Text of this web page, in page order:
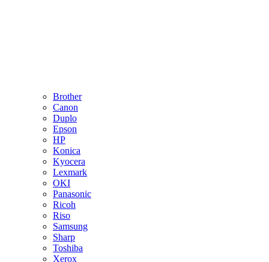
Brother
Canon
Duplo
Epson
HP
Konica
Kyocera
Lexmark
OKI
Panasonic
Ricoh
Riso
Samsung
Sharp
Toshiba
Xerox